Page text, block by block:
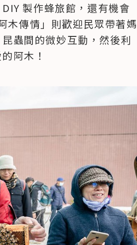
製作蜂旅館，還有機會
木傳情」則歡迎民眾帶著媽
蟲間的微妙互動，然後利
阿木！